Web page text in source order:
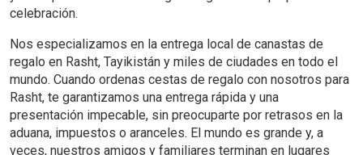
celebración.
Nos especializamos en la entrega local de canastas de
regalo en Rasht, Tayikistán y miles de ciudades en todo el
mundo. Cuando ordenas cestas de regalo con nosotros para
Rasht, te garantizamos una entrega rápida y una
presentación impecable, sin preocuparte por retrasos en la
aduana, impuestos o aranceles. El mundo es grande y, a
veces, nuestros amigos y familiares terminan en lugares